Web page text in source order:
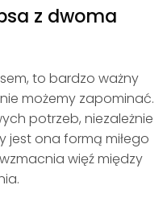
z dwoma
to bardzo ważny
możemy zapominać.
potrzeb, niezależnie
jest ona formą miłego
więź między